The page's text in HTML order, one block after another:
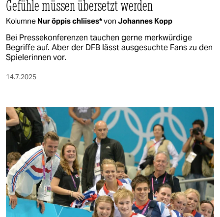
Gefühle müssen übersetzt werden
Kolumne Nur öppis chliises*von Johannes Kopp
Bei Pressekonferenzen tauchen gerne merkwürdige
Begriffe auf. Aber der DFB lässt ausgesuchte Fans zu den
Spielerinnen vor.
14.7.2025